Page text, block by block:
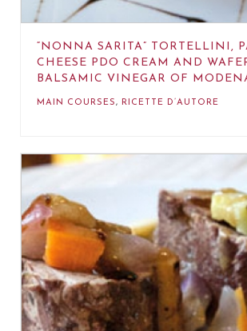
“NONNA SARITA” TORTELLINI,
CHEESE PDO CREAM AND
BALSAMIC VINEGAR OF
MAIN COURSES, RICETTE D’AUTORE